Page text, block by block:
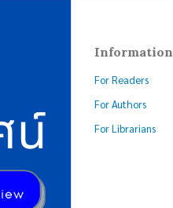
Information
For Readers
For Authors
For Librarians